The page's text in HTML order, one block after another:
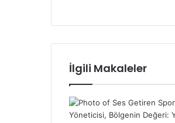
İlgili Makaleler